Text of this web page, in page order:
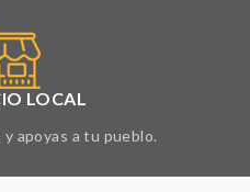
LOCAL
apoyas a tu pueblo.